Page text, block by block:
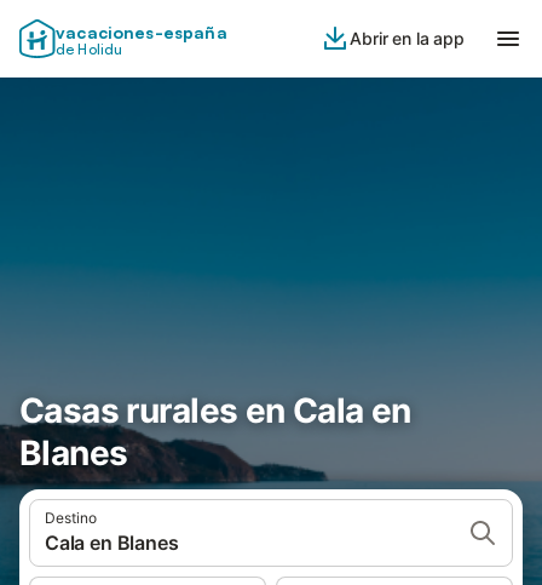
vacaciones-españa
de Holidu
Abrir en la app
Casas rurales en Cala en
Blanes
Destino
Cala en Blanes